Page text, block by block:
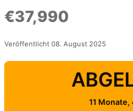
€37,990
Veröffentlicht 08. August 2025
11 Monate,